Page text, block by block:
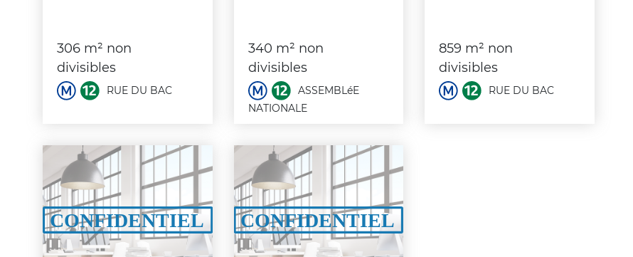
306 m² non
divisibles
RUE DU BAC
340 m² non
divisibles
ASSEMBLéE
NATIONALE
859 m² non
divisibles
RUE DU BAC